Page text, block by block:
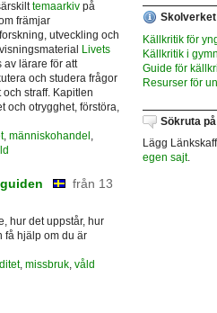
temaarkivpå
främjar
utveckling och
Livets
av lärare för att
och studera frågor
och straff. Kapitlen
och otrygghet, förstöra,
, människohandel ,
från 13
hur det uppstår, hur
få hjälp om du är
, missbruk, våld
Källkritik för
Källkritik i
Guide för
Resurser för
Sökruta
Lägg
egen sajt.